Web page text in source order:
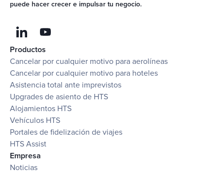
puede hacer crecer e impulsar tu negocio.
Productos
Cancelar por cualquier motivo para aerolíneas
Cancelar por cualquier motivo para hoteles
Asistencia total ante imprevistos
Upgrades de asiento de HTS
Alojamientos HTS
Vehículos HTS
Portales de fidelización de viajes
HTS Assist
Empresa
Noticias